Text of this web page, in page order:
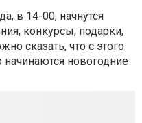
в 14-00, начнутся
конкурсы, подарки,
сказать, что с этого
новогодние